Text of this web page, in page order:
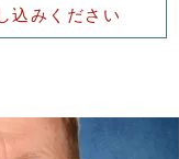
込みください